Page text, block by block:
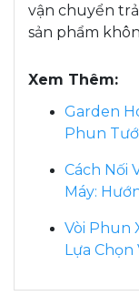
vận chuyển
sản phẩm
Xem Thêm:
Garden
Phun
Cách Nối
Máy:
Vòi Phun
Lựa Chọn